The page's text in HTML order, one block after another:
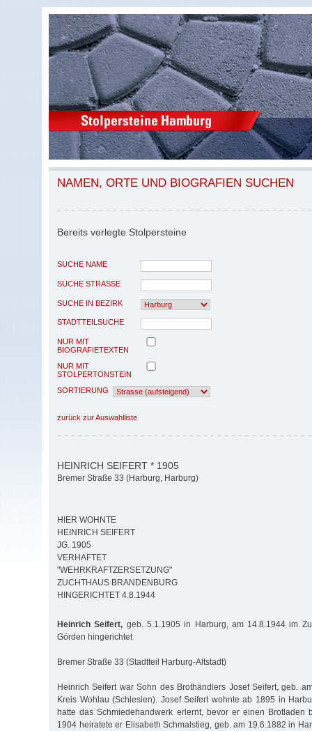
NAMEN, ORTE UND BIOGRAFIEN SUCHEN
Bereits verlegte Stolpersteine
SUCHE NAME
SUCHE STRASSE
SUCHE IN BEZIRK
STADTTEILSUCHE
NUR MIT
BIOGRAFIETEXTEN
NUR MIT
STOLPERTONSTEIN
SORTIERUNG
zurück zur Auswahlliste
HEINRICH SEIFERT * 1905
Bremer Straße 33 (Harburg, Harburg)
HIER WOHNTE
HEINRICH SEIFERT
JG. 1905
VERHAFTET
"WEHRKRAFTZERSETZUNG"
ZUCHTHAUS BRANDENBURG
HINGERICHTET 4.8.1944
Heinrich Seifert, geb. 5.1.1905 in Harburg, am 14.8.1944 im
Görden hingerichtet
Bremer Straße 33 (Stadtteil Harburg-Altstadt)
Heinrich Seifert war Sohn des Brothändlers Josef Seifert, geb.
Kreis Wohlau (Schlesien). Josef Seifert wohnte ab 1895 in
hatte das Schmiedehandwerk erlernt, bevor er einen Brotladen
1904 heiratete er Elisabeth Schmalstieg, geb. am 19.6.1882 in